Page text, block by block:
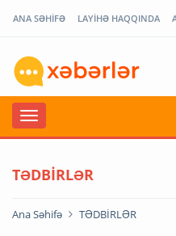
ANA SƏHİFƏ LAYİHƏ HAQQINDA
TƏDBİRLƏR
Ana Səhifə TƏDBİRLƏR